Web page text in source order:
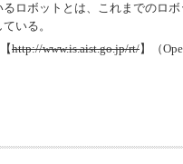
ロボットとは、これまでのロ
いる。
http://www.is.aist.go.jp/rt/】（